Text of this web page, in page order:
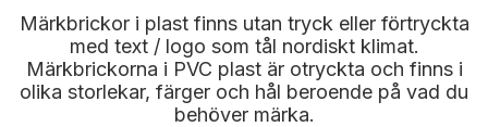
Märkbrickor i plast finns utan tryck eller förtryckta
med text / logo som tål nordiskt klimat.
Märkbrickorna i PVC plast är otryckta och finns i
olika storlekar, färger och hål beroende på vad du
behöver märka.